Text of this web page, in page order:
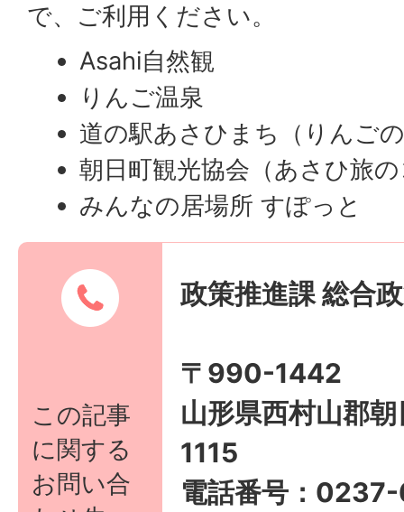
で、ご利用ください。
Asahi自然観
りんご温泉
道の駅あさひまち（りんご
朝日町観光協会（あさひ旅
みんなの居場所 すぽっと
この記事
に関する
お問い合
政策推進課 総合
〒990-1442
山形県西村山郡
1115
電話番号：